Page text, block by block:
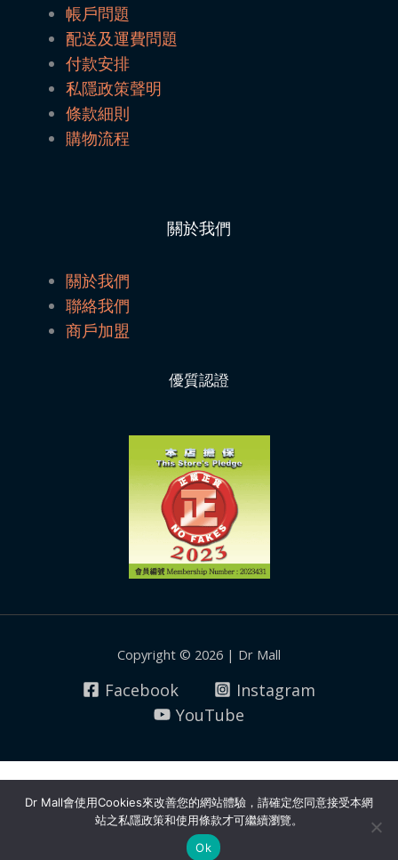
帳戶問題
配送及運費問題
付款安排
私隱政策聲明
條款細則
購物流程
關於我們
關於我們
聯絡我們
商戶加盟
優質認證
Copyright © 2026 | Dr Mall
Facebook
Instagram
YouTube
Dr Mall會使用Cookies來改善您的網站體驗，請確定您同意接受本網
站之私隱政策和使用條款才可繼續瀏覽。
Ok